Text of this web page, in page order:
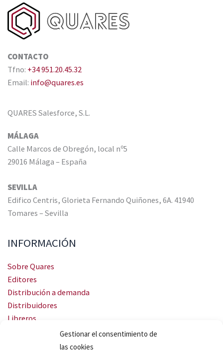
Gestionar el consentimiento de
las cookies
CONTACTO
Tfno: +34 951.20.45.32
Email: info@quares.es
QUARES Salesforce, S.L.
MÁLAGA
Calle Marcos de Obregón, local nº5
29016 Málaga – España
SEVILLA
Edifico Centris, Glorieta Fernando Quiñones, 6A. 41940
Tomares – Sevilla
INFORMACIÓN
Sobre Quares
Editores
Distribución a demanda
Distribuidores
Libreros
Servicio Landingweb
Crea tu audiobook